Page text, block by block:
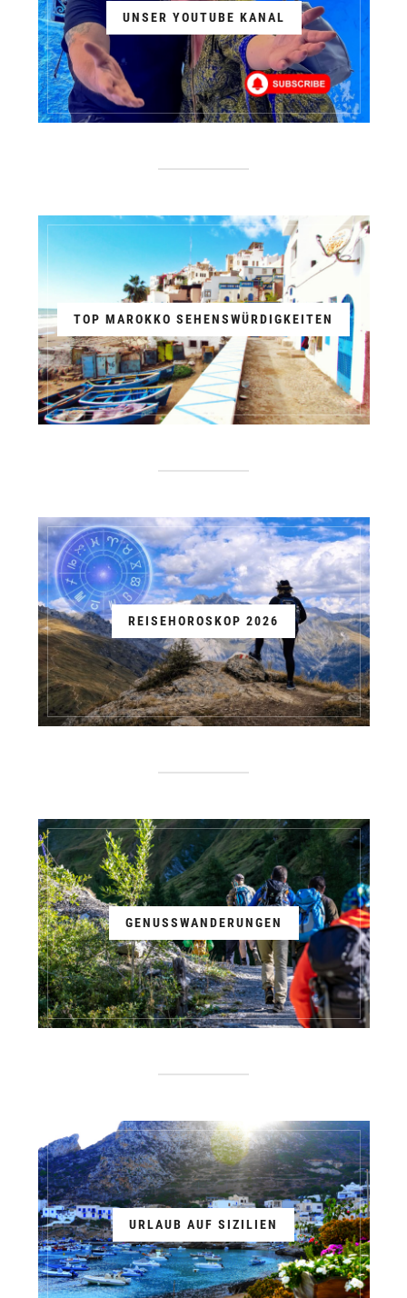
UNSER YOUTUBE KANAL
TOP MAROKKO SEHENSWÜRDIGKEITEN
REISEHOROSKOP 2026
GENUSSWANDERUNGEN
URLAUB AUF SIZILIEN